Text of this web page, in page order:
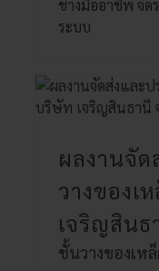
ช่างมืออาชีพ จัด
ระบบ
ผลงานจั
วางของเ
เจริญสินธ
ชั้นวางของเห